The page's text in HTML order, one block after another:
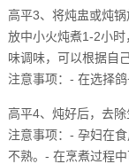
高平3、将炖盅或炖
放中小火炖煮1-2小
味调味，可以根据自
注意事项：- 在选择
高平4、炖好后，去除
注意事项：- 孕妇在
不熟。- 在烹煮过程